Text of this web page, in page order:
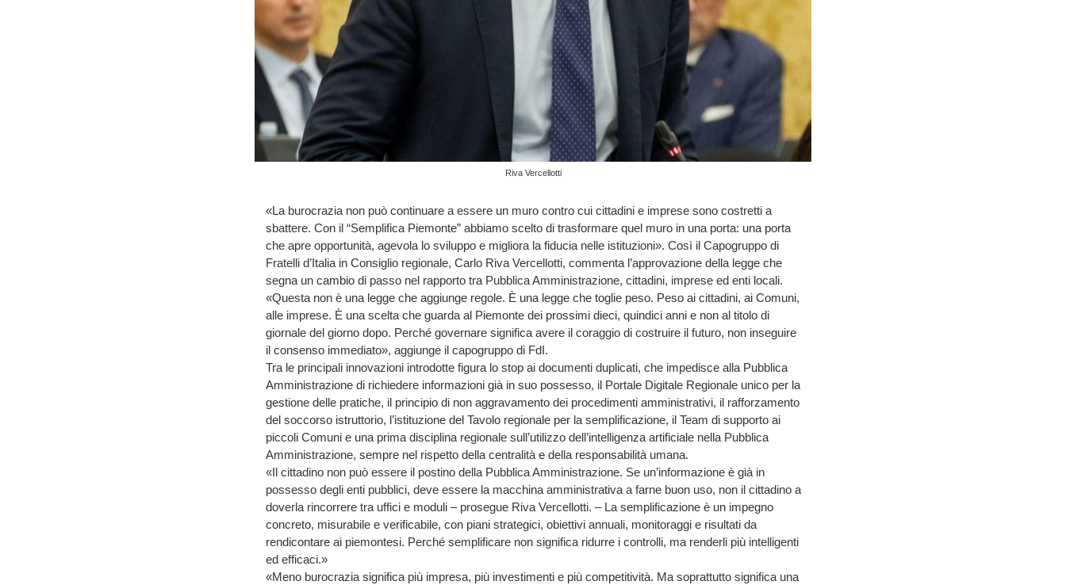
Riva Vercellotti
«La burocrazia non può continuare a essere un muro contro cui cittadini e imprese sono costretti a
sbattere. Con il “Semplifica Piemonte” abbiamo scelto di trasformare quel muro in una porta: una porta
che apre opportunità, agevola lo sviluppo e migliora la fiducia nelle istituzioni». Così il Capogruppo di
Fratelli d’Italia in Consiglio regionale, Carlo Riva Vercellotti, commenta l’approvazione della legge che
segna un cambio di passo nel rapporto tra Pubblica Amministrazione, cittadini, imprese ed enti locali.
«Questa non è una legge che aggiunge regole. È una legge che toglie peso. Peso ai cittadini, ai Comuni,
alle imprese. È una scelta che guarda al Piemonte dei prossimi dieci, quindici anni e non al titolo di
giornale del giorno dopo. Perché governare significa avere il coraggio di costruire il futuro, non inseguire
il consenso immediato», aggiunge il capogruppo di FdI.
Tra le principali innovazioni introdotte figura lo stop ai documenti duplicati, che impedisce alla Pubblica
Amministrazione di richiedere informazioni già in suo possesso, il Portale Digitale Regionale unico per la
gestione delle pratiche, il principio di non aggravamento dei procedimenti amministrativi, il rafforzamento
del soccorso istruttorio, l’istituzione del Tavolo regionale per la semplificazione, il Team di supporto ai
piccoli Comuni e una prima disciplina regionale sull’utilizzo dell’intelligenza artificiale nella Pubblica
Amministrazione, sempre nel rispetto della centralità e della responsabilità umana.
«Il cittadino non può essere il postino della Pubblica Amministrazione. Se un’informazione è già in
possesso degli enti pubblici, deve essere la macchina amministrativa a farne buon uso, non il cittadino a
doverla rincorrere tra uffici e moduli – prosegue Riva Vercellotti. – La semplificazione è un impegno
concreto, misurabile e verificabile, con piani strategici, obiettivi annuali, monitoraggi e risultati da
rendicontare ai piemontesi. Perché semplificare non significa ridurre i controlli, ma renderli più intelligenti
ed efficaci.»
«Meno burocrazia significa più impresa, più investimenti e più competitività. Ma soprattutto significa una